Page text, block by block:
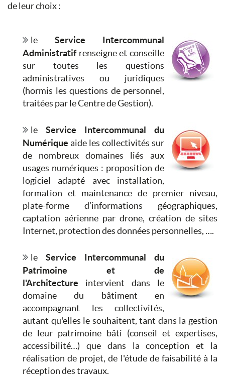
de leur choix :
le Service Intercommunal
Administratifrenseigne et conseille
sur toutes les questions
administratives ou juridiques
(hormis les questions de personnel,
traitées par le Centre de Gestion).
le Service Intercommunal du
Numérique aide les collectivités sur
de nombreux domaines liés aux
usages numériques : proposition de
logiciel adapté avec installation,
formation et maintenance de premier niveau,
plate-forme d’informations géographiques,
captation aérienne par drone, création de sites
Internet, protection des données personnelles, ….
le Service Intercommunal du
Patrimoine et de
l'Architecture intervient dans le
domaine du bâtiment en
accompagnant les collectivités,
autant qu'elles le souhaitent, tant dans la gestion
de leur patrimoine bâti (conseil et expertises,
accessibilité…) que dans la conception et la
réalisation de projet, de l'étude de faisabilité à la
réception des travaux.